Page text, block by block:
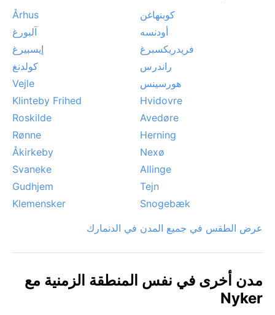
كوبنهاغن
Århus
أودنسه
آلبورغ
فريدريكسبرغ
إيسبيرغ
راندرس
كولدنغ
هورسينس
Vejle
Hvidovre
Klinteby Frihed
Avedøre
Roskilde
Herning
Rønne
Nexø
Åkirkeby
Allinge
Svaneke
Tejn
Gudhjem
Snogebæk
Klemensker
عرض الطقس في جميع المدن في الدنمارك
مدن أخرى في نفس المنطقة الزمنية مع
Nyker